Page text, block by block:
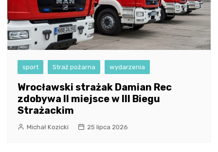
sport Straż pożarna wydarzenia
Wrocławski strażak Damian Rec
zdobywa II miejsce w III Biegu
Strażackim
Michał Kozicki 25 lipca 2026